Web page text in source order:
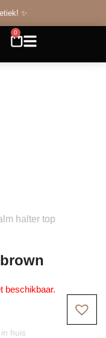
✨
0
halter top
beschikbaar.
huis